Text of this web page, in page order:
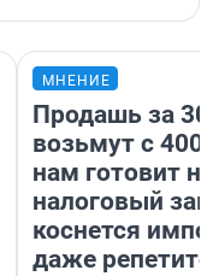
МНЕНИЕ
Продашь за
возьмут с
нам готовит
налоговый
коснется
даже